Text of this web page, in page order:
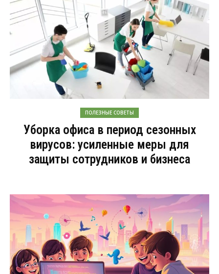
ПОЛЕЗНЫЕ СОВЕТЫ
Уборка офиса в период сезонных
вирусов: усиленные меры для
защиты сотрудников и бизнеса